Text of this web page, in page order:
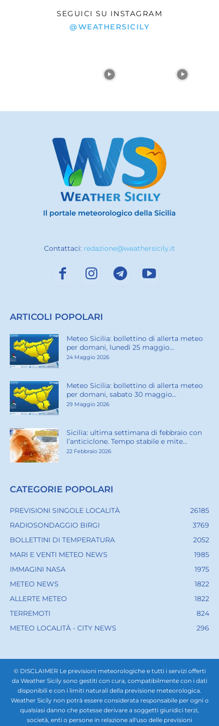
SEGUICI SU INSTAGRAM
@WEATHERSICILY
Contattaci: redazione@weathersicily.it
ARTICOLI POPOLARI
Meteo Sicilia: bollettino di allerta meteo
per domani, lunedì 25 maggio...
24 Maggio 2026
Meteo Sicilia: bollettino di allerta meteo
per domani, sabato 30 maggio...
29 Maggio 2026
Sicilia: ultima settimana di febbraio con
l’anticiclone. Tempo stabile e mite...
22 Febbraio 2026
CATEGORIE POPOLARI
PREVISIONI SINGOLE LOCALITÀ
26185
RADIOSONDAGGIO BIRGI
3769
BOLLETTINI DI TEMPERATURA
2052
MARI E VENTI METEO NEWS
1985
IMMAGINI NASA
1975
METEO NEWS
1822
ALLERTE METEO
1822
TERREMOTI
824
METEO LOCALITÀ - CITY NEWS
296
© DISCLAIMER Le previsioni meteorologiche e tutti i servizi offerti
da Weather Sicily sono gestiti con cura, compatibilmente con i dati
disponibili e con i limiti naturali della previsione meteorologica.
Weather Sicily non potrà essere considerata responsabile per ogni o
qualsiasi danno che potesse derivare a soggetti giuridici terzi,
società, enti o persone in relazione all'uso delle previsioni